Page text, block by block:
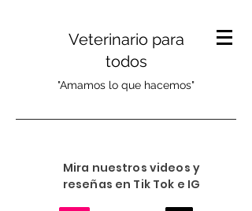
Veterinario para
todos
"Amamos lo que hacemos"
Mira nuestros videos y
reseñas en Tik Tok e IG